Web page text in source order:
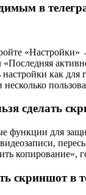
в
«Настройки»
настройки как
сделать
функции для
копирование»,
скриншот в